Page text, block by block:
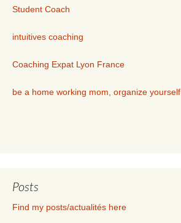
Student Coach
intuitives coaching
Coaching Expat Lyon France
be a home working mom, organize yourself
Posts
Find my posts/actualités here